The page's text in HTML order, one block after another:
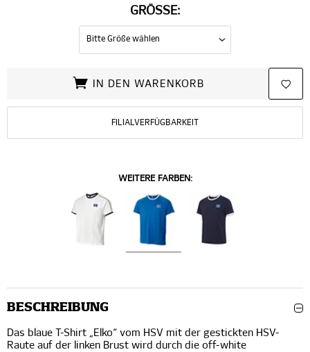
GRÖSSE:
IN DEN WARENKORB
FILIALVERFÜGBARKEIT
WEITERE FARBEN:
BESCHREIBUNG
Das blaue T-Shirt „Elko“ vom HSV mit der gestickten HSV-
Raute auf der linken Brust wird durch die off-white